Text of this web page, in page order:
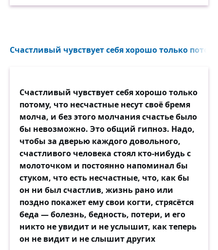
Счастливый чувствует себя хорошо только
Счастливый чувствует себя хорошо только
потому, что несчастные несут своё бремя
молча, и без этого молчания счастье было
бы невозможно. Это общий гипноз. Надо,
чтобы за дверью каждого довольного,
счастливого человека стоял кто-нибудь с
молоточком и постоянно напоминал бы
стуком, что есть несчастные, что, как бы
он ни был счастлив, жизнь рано или
поздно покажет ему свои когти, стрясётся
беда — болезнь, бедность, потери, и его
никто не увидит и не услышит, как теперь
он не видит и не слышит других